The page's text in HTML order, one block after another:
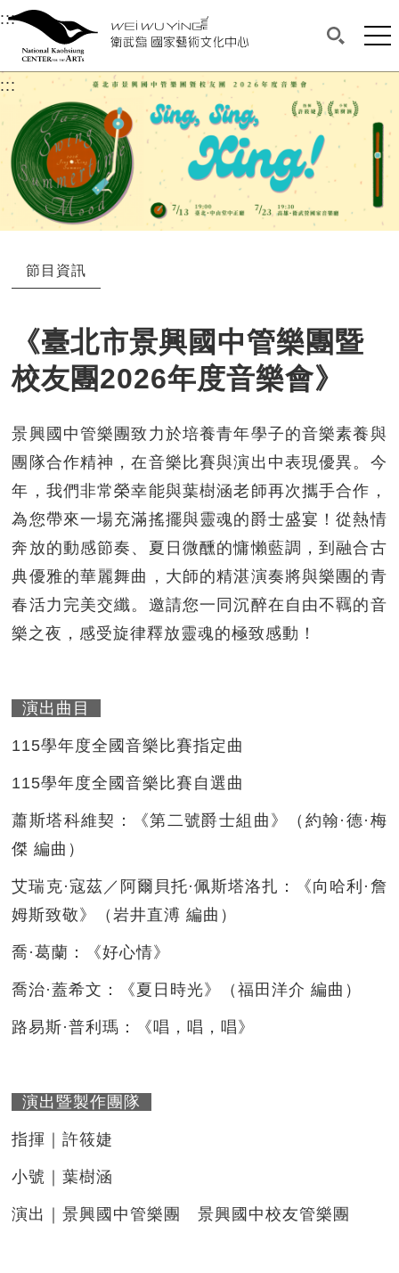
衛武營國家藝術文化中心
中央內容區塊，為本頁主要內容區。
:::選單連結區塊，此區塊列有本網站主要連結。
衛武營國家藝術文化中心
搜尋(開
網
::: 中央內容區塊，為本頁主要內容區。
節目資訊
《臺北市景興國中管樂團暨
校友團2026年度音樂會》
景興國中管樂團致力於培養青年學子的音樂素養與
團隊合作精神，在音樂比賽與演出中表現優異。今
年，我們非常榮幸能與葉樹涵老師再次攜手合作，
為您帶來一場充滿搖擺與靈魂的爵士盛宴！從熱情
奔放的動感節奏、夏日微醺的慵懶藍調，到融合古
典優雅的華麗舞曲，大師的精湛演奏將與樂團的青
春活力完美交纖。邀請您一同沉醉在自由不羈的音
樂之夜，感受旋律釋放靈魂的極致感動！
演出曲目
115學年度全國音樂比賽指定曲
115學年度全國音樂比賽自選曲
蕭斯塔科維契：《第二號爵士組曲》（約翰·德·梅
傑 編曲）
艾瑞克·寇茲／阿爾貝托·佩斯塔洛扎：《向哈利·詹
姆斯致敬》（岩井直溥 編曲）
喬·葛蘭：《好心情》
喬治·蓋希文：《夏日時光》（福田洋介 編曲）
路易斯·普利瑪：《唱，唱，唱》
演出暨製作團隊
指揮｜許筱婕
小號｜葉樹涵
演出｜景興國中管樂團 景興國中校友管樂團